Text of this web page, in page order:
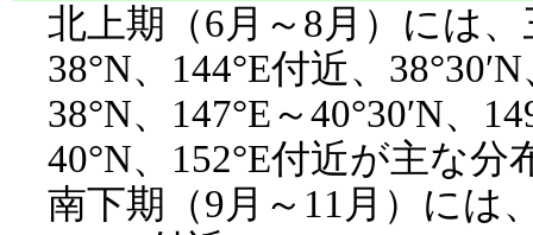
北上期（6月～8月）には、
38°N、144°E付近、
38°N、147°E～40°30′N、
40°N、152°E付近が主な
南下期（9月～11月）には